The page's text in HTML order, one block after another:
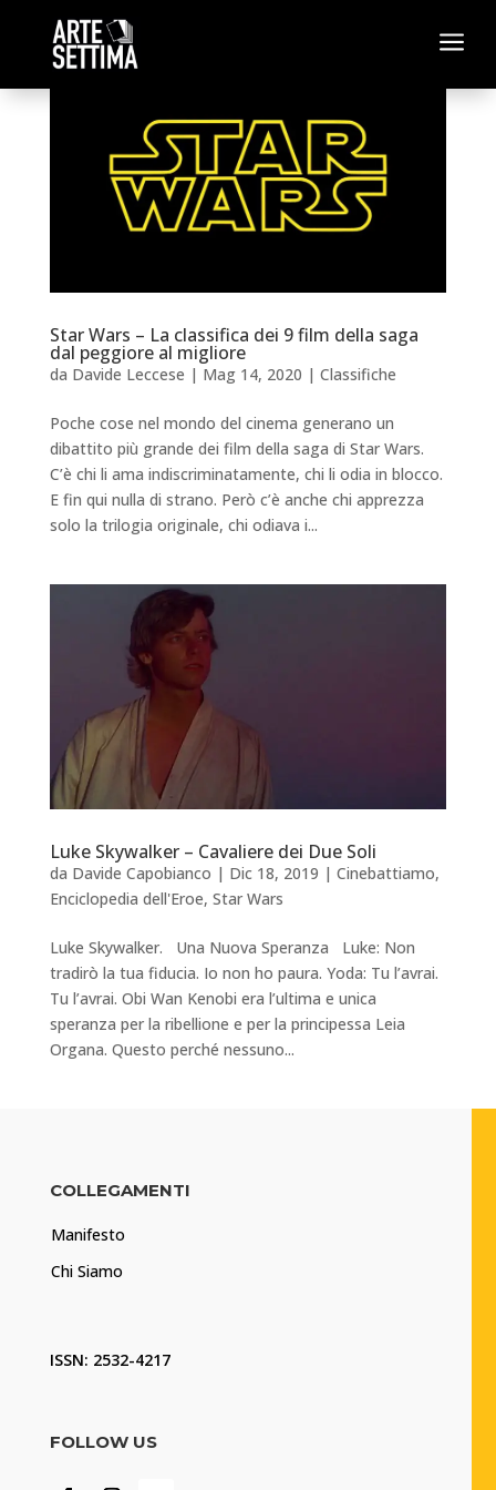
a
Star Wars – La classifica dei 9 film della saga
dal peggiore al migliore
da Davide Leccese | Mag 14, 2020 | Classifiche
Poche cose nel mondo del cinema generano un
dibattito più grande dei film della saga di Star Wars.
C’è chi li ama indiscriminatamente, chi li odia in blocco.
E fin qui nulla di strano. Però c’è anche chi apprezza
solo la trilogia originale, chi odiava i...
Luke Skywalker – Cavaliere dei Due Soli
da Davide Capobianco | Dic 18, 2019 | Cinebattiamo,
Enciclopedia dell'Eroe, Star Wars
Luke Skywalker. Una Nuova Speranza Luke: Non
tradirò la tua fiducia. Io non ho paura. Yoda: Tu l’avrai.
Tu l’avrai. Obi Wan Kenobi era l’ultima e unica
speranza per la ribellione e per la principessa Leia
Organa. Questo perché nessuno...
COLLEGAMENTI
Manifesto
Chi Siamo
ISSN: 2532-4217
FOLLOW US